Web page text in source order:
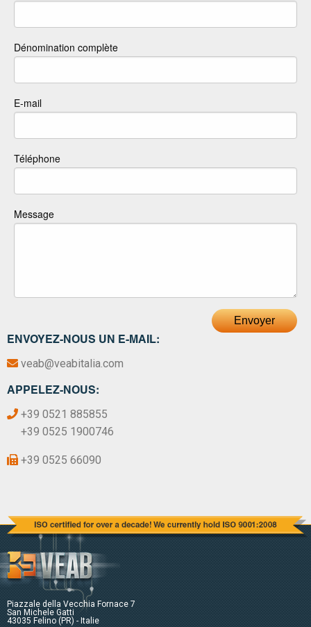
ENVOYEZ-NOUS UN E-MAIL:
veab@veabitalia.com
APPELEZ-NOUS:
+39 0521 885855
+39 0525 1900746
+39 0525 66090
Dénomination complète
E-mail
Téléphone
Message
Envoyer
Piazzale della Vecchia Fornace 7
San Michele Gatti
43035 Felino (PR) - Italie